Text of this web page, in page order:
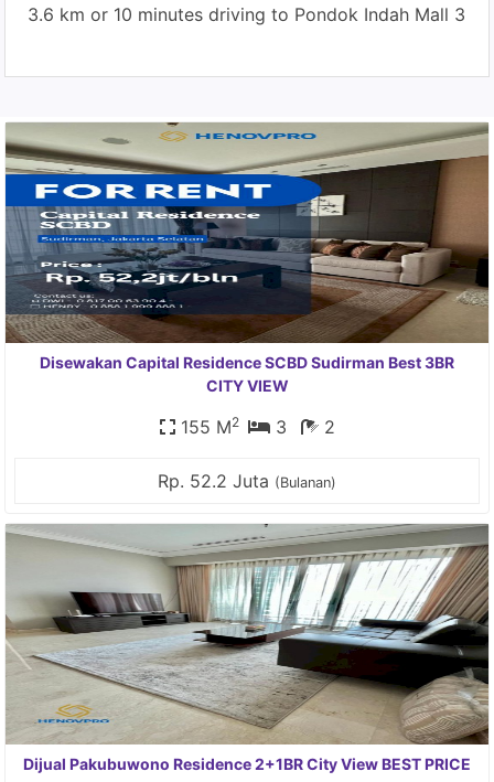
3.6 km or 10 minutes driving to Pondok Indah Mall 3
Disewakan Capital Residence SCBD Sudirman Best 3BR
CITY VIEW
155 M2 3 2
Rp. 52.2 Juta (Bulanan)
Dijual Pakubuwono Residence 2+1BR City View BEST PRICE